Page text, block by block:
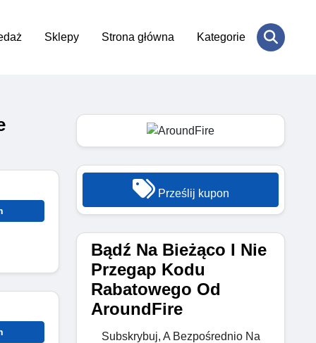
Sklepy Strona główna Kategorie
Prześlij kupon
Bądź Na Bieżąco I Nie
Przegap Kodu
Rabatowego Od
AroundFire
Subskrybuj, A Bezpośrednio Na